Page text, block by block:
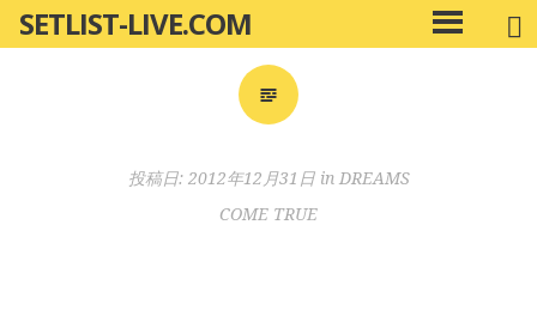
ン
SETLIST-LIVE.COM
メ
イ
投稿日: 2012年12月31日in DREAMS
COME TRUE